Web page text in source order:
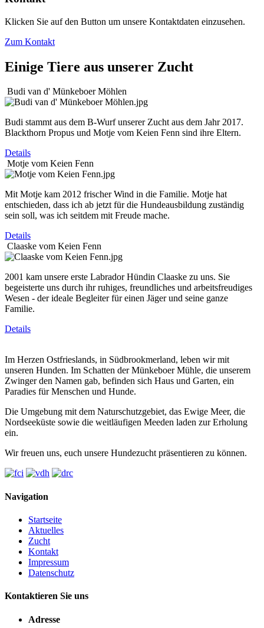
Klicken Sie auf den Button um unsere Kontaktdaten einzusehen.
Zum Kontakt
Einige Tiere aus unserer Zucht
Budi van d' Münkeboer Möhlen
Budi stammt aus dem B-Wurf unserer Zucht aus dem Jahr 2017.
Blackthorn Propus und Motje vom Keien Fenn sind ihre Eltern.
Details
Motje vom Keien Fenn
Mit Motje kam 2012 frischer Wind in die Familie. Motje hat
entschieden, dass ich ab jetzt für die Hundeausbildung zuständig
sein soll, was ich seitdem mit Freude mache.
Details
Claaske vom Keien Fenn
2001 kam unsere erste Labrador Hündin Claaske zu uns. Sie
begeisterte uns durch ihr ruhiges, freundliches und arbeitsfreudiges
Wesen - der ideale Begleiter für einen Jäger und seine ganze
Familie.
Details
Im Herzen Ostfrieslands, in Südbrookmerland, leben wir mit
unseren Hunden. Im Schatten der Münkeboer Mühle, die unserem
Zwinger den Namen gab, befinden sich Haus und Garten, ein
Paradies für Menschen und Hunde.
Die Umgebung mit dem Naturschutzgebiet, das Ewige Meer, die
Nordseeküste sowie die weitläufigen Meeden laden zur Erholung
ein.
Wir freuen uns, euch unsere Hundezucht präsentieren zu können.
Navigation
Startseite
Aktuelles
Zucht
Kontakt
Impressum
Datenschutz
Kontaktieren Sie uns
Adresse